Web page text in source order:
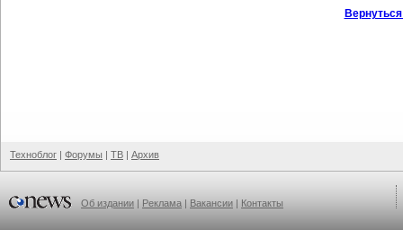
Техноблог | Форумы | ТВ | Архив
Об издании | Реклама | Вакансии | Контакты